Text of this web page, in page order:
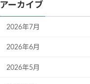
アーカイブ
2026年7月
2026年6月
2026年5月